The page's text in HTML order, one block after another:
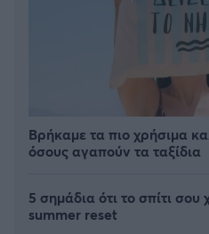
Βρήκαμε τα πιο χρήσιμα
όσους αγαπούν τα ταξίδια
5 σημάδια ότι το σπίτι σου
summer reset